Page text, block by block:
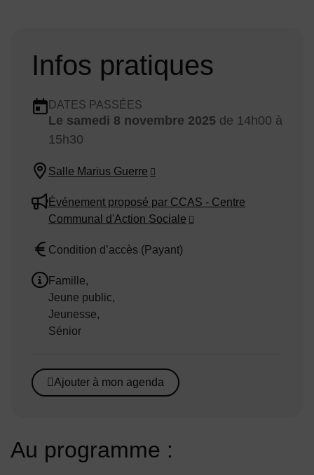
Infos pratiques
Dates en cours
DATES PASSÉES
Le samedi 8 novembre 2025 de 14h00 à
15h30
Lieu :
Salle Marius Guerre
Événement proposé par CCAS - Centre
Communal d'Action Sociale
Tarif :
Condition d’accès (Payant)
Public concerné :
Famille
Jeune public
Jeunesse
Sénior
Ajouter à mon agenda
Au programme :